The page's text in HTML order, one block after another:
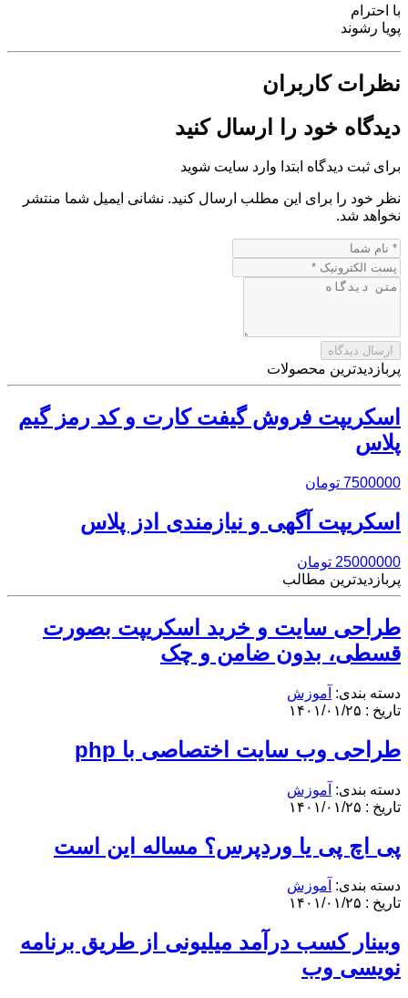
با احترام
پویا رشوند
نظرات کاربران
دیدگاه خود را ارسال کنید
برای ثبت دیدگاه ابتدا وارد سایت شوید
نظر خود را برای این مطلب ارسال کنید. نشانی ایمیل شما منتشر
نخواهد شد.
پربازدیدترین محصولات
اسکریپت فروش گیفت کارت و کد رمز گیم
پلاس
7500000 تومان
اسکریپت آگهی و نیازمندی ادز پلاس
25000000 تومان
پربازدیدترین مطالب
طراحی سایت و خرید اسکریپت بصورت
قسطی، بدون ضامن و چک
دسته بندی: آموزش
تاریخ : ۱۴۰۱/۰۱/۲۵
طراحی وب سایت اختصاصی با php
دسته بندی: آموزش
تاریخ : ۱۴۰۱/۰۱/۲۵
پی اچ پی یا وردپرس؟ مساله این است
دسته بندی: آموزش
تاریخ : ۱۴۰۱/۰۱/۲۵
وبینار کسب درآمد میلیونی از طریق برنامه
نویسی وب